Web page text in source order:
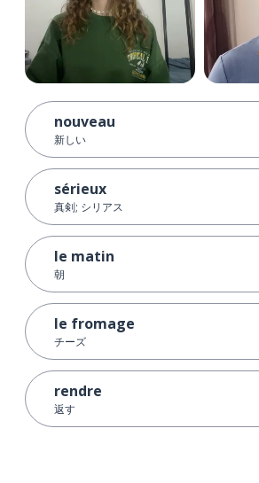
nouveau
新しい
sérieux
真剣; シリアス
le matin
朝
le fromage
チーズ
rendre
返す